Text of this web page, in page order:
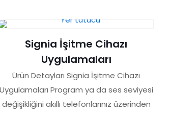
Signia İşitme Cihazı
Uygulamaları
Ürün Detayları Signia İşitme Cihazı
Uygulamaları Program ya da ses seviyesi
değişikliğini akıllı telefonlarınız üzerinden